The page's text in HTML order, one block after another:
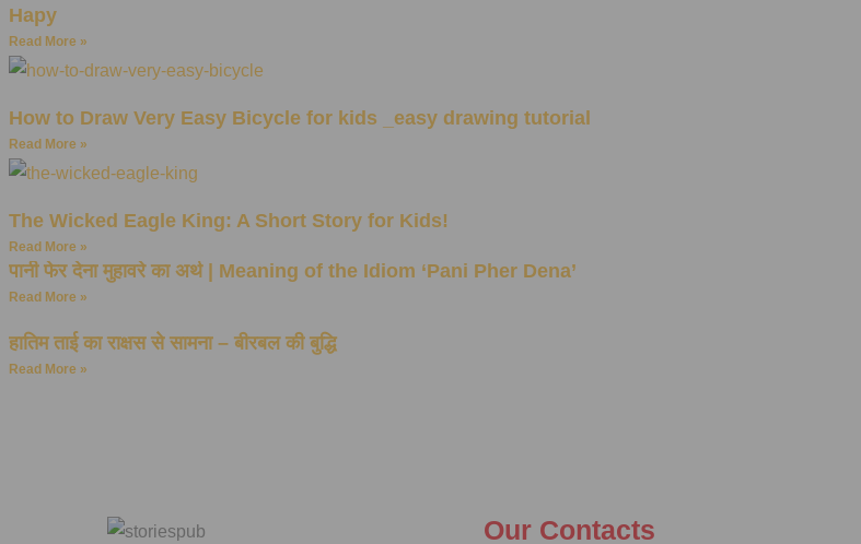
Hapy
Read More »
How to Draw Very Easy Bicycle for kids _easy drawing tutorial
Read More »
The Wicked Eagle King: A Short Story for Kids!
Read More »
पानी फेर देना मुहावरे का अर्थ | Meaning of the Idiom ‘Pani Pher Dena’
Read More »
हातिम ताई का राक्षस से सामना – बीरबल की बुद्धि
Read More »
Our Contacts